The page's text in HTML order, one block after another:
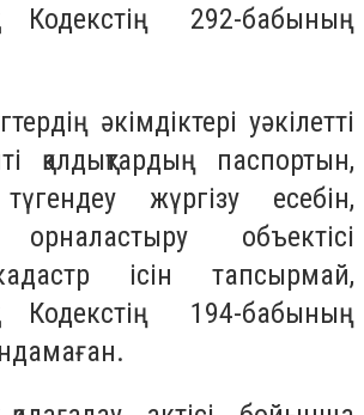
Кодекстің 292-бабының
әкімдіктері уәкілетті
қалдықтардың паспортын,
түгендеу жүргізу есебін,
орналастыру объектісі
ісін тапсырмай,
Кодекстің 194-бабының